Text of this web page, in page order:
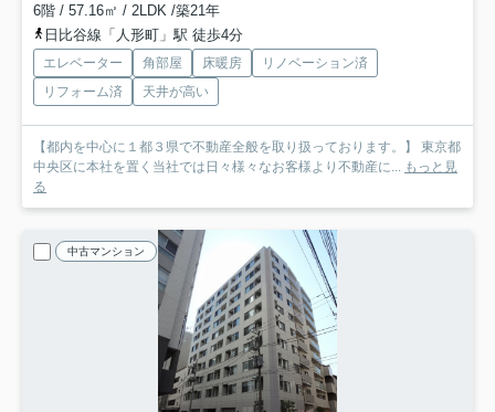
6階 / 57.16㎡ / 2LDK /築21年
日比谷線「人形町」駅 徒歩4分
エレベーター 角部屋 床暖房
リノベーション済
リフォーム済
天井が高い
【都内を中心に１都３県で不動産全般を取り扱っております。】 東京都
中央区に本社を置く当社では日々様々なお客様より不動産に... もっと見
る
中古マンション